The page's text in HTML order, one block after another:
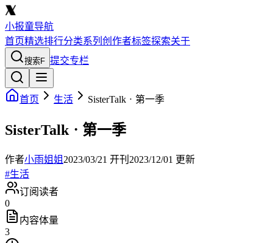
小报童导航
首页精选排行分类系列 创作者标签探索关于
搜索F 提交专栏
首页 生活 SisterTalkㆍ第一季
SisterTalkㆍ第一季
作者小雨姐姐 2023/03/21 开刊 2023/12/01 更新
#生活
订阅读者
0
内容体量
3